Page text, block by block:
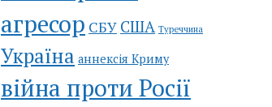
агресор СБУ США Туреччина
Україна аннексія Криму
війна проти Росії